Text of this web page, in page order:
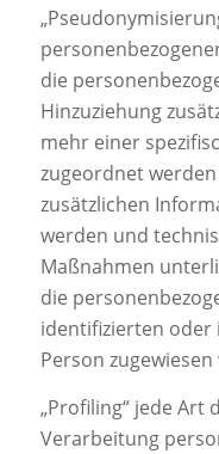
die
Hinzuziehung
mehr einer
zugeordnet
zusätzlichen
werden und
Maßnahmen
die
identifizierten
Person
„Profiling“ jede
Verarbeitung